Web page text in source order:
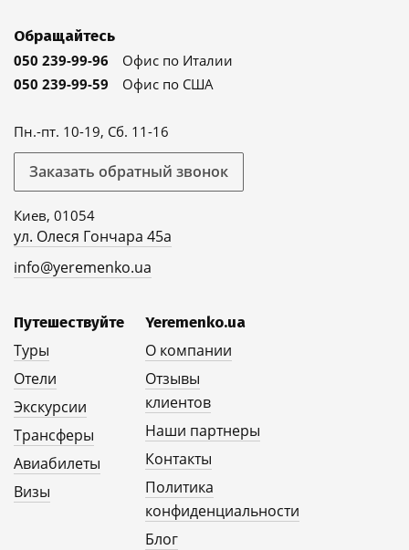
Обращайтесь
050 239-99-96
Офис по Италии
050 239-99-59
Офис по США
Пн.-пт. 10-19, Сб. 11-16
Заказать обратный звонок
Киев, 01054
ул. Олеся Гончара 45а
info@yeremenko.ua
Путешествуйте
Туры
Отели
Экскурсии
Трансферы
Авиабилеты
Визы
Yeremenko.ua
О компании
Отзывы
клиентов
Наши партнеры
Контакты
Политика
конфиденциальности
Блог